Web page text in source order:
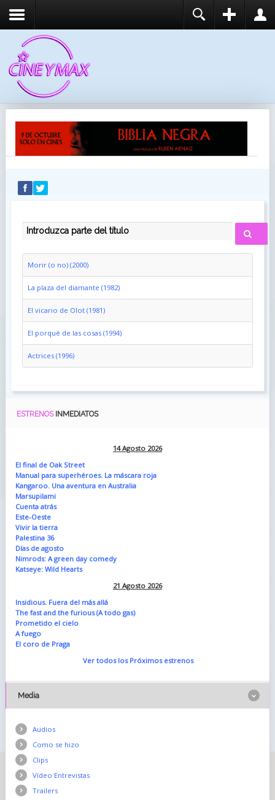
RECUÉRDEME
IDENTIFICARSE
INTRODUZCA PARTE DEL TÍTULO
Morir (o no) (2000)
La plaza del diamante (1982)
El vicario de Olot (1981)
El porqué de las cosas (1994)
Actrices (1996)
ESTRENOS INMEDIATOS
14 Agosto 2026
El final de Oak Street
Manual para superhéroes. La máscara roja
Kangaroo. Una aventura en Australia
Marsupilami
Cuenta atrás
Este-Oeste
Vivir la tierra
Palestina 36
Días de agosto
Nimrods: A green day comedy
Katseye: Wild Hearts
21 Agosto 2026
Insidious. Fuera del más allá
The fast and the furious (A todo gas)
Prometido el cielo
A fuego
El coro de Praga
Ver todos los Próximos estrenos
Media
Audios
Como se hizo
Clips
Vídeo Entrevistas
Trailers